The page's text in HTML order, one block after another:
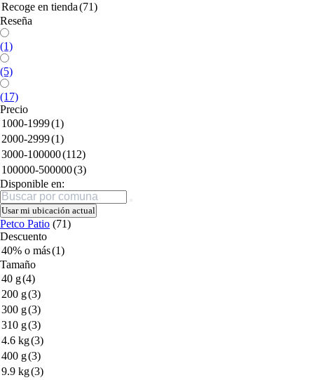
Recoge en tienda(71)
Reseña
(1)
(5)
(17)
Precio
1000-1999(1)
2000-2999(1)
3000-100000(112)
100000-500000(3)
Disponible en:
Buscar
Usar mi ubicación actual
Petco Patio (71)
Descuento
40% o más(1)
Tamaño
40 g(4)
200 g(3)
300 g(3)
310 g(3)
4.6 kg(3)
400 g(3)
9.9 kg(3)